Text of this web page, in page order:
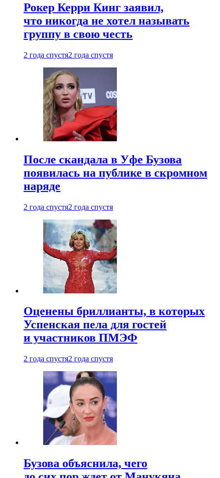
Рокер Керри Кинг заявил,
что никогда не хотел называть
группу в свою честь
2 года спустя2 года спустя
После скандала в Уфе Бузова
появилась на публике в скромном
наряде
2 года спустя2 года спустя
Оценены бриллианты, в которых
Успенская пела для гостей
и участников ПМЭФ
2 года спустя2 года спустя
Бузова объяснила, чего